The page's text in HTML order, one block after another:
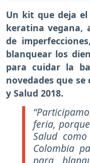
Un kit que deja el
keratina vegana,
de
blanquear los
para cuidar la
novedades que
y Salud 2018.
feria,
Salud
Colombia
para